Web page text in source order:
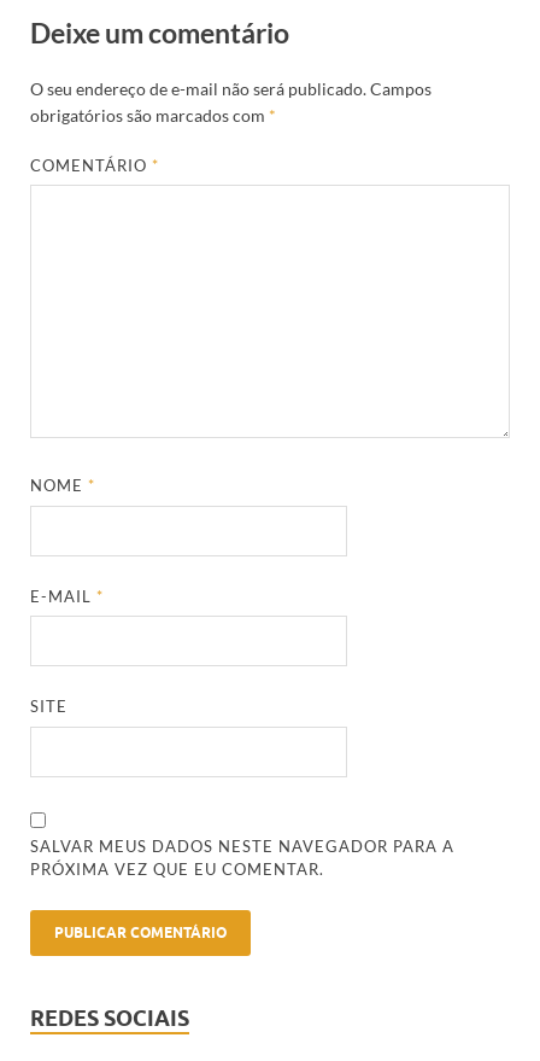
Deixe um comentário
O seu endereço de e-mail não será publicado.Campos
obrigatórios são marcados com *
COMENTÁRIO*
NOME*
E-MAIL*
SITE
SALVAR MEUS DADOS NESTE NAVEGADOR PARA A
PRÓXIMA VEZ QUE EU COMENTAR.
REDES SOCIAIS